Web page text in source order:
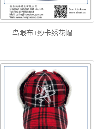
鸟眼布+纱卡绣花帽